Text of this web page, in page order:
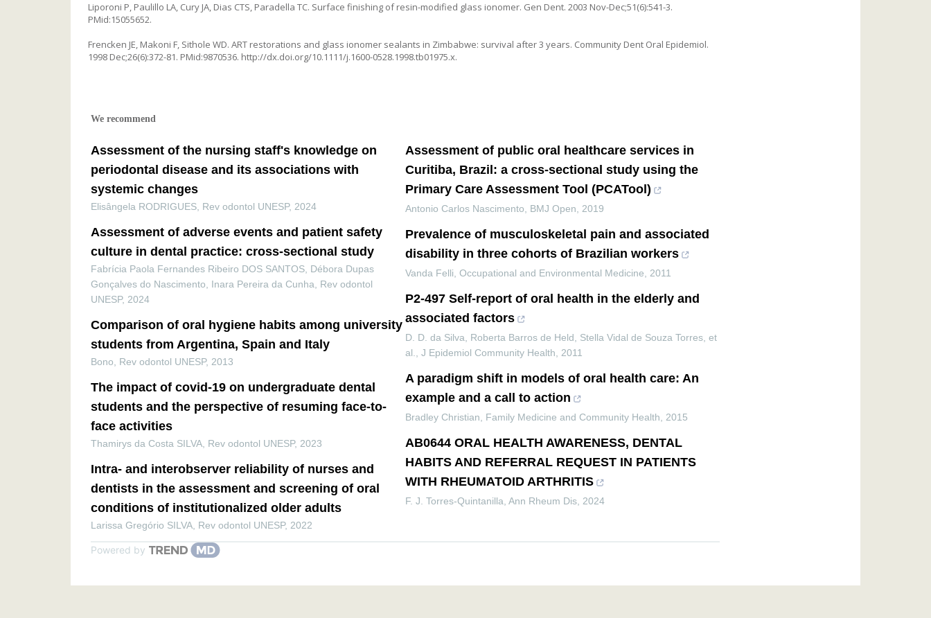
Liporoni P, Paulillo LA, Cury JA, Dias CTS, Paradella TC. Surface finishing of resin-modified glass ionomer. Gen Dent. 2003 Nov-Dec;51(6):541-3.
PMid:15055652.
Frencken JE, Makoni F, Sithole WD. ART restorations and glass ionomer sealants in Zimbabwe: survival after 3 years. Community Dent Oral Epidemiol.
1998 Dec;26(6):372-81. PMid:9870536. http://dx.doi.org/10.1111/j.1600-0528.1998.tb01975.x.
We recommend
Assessment of the nursing staff's knowledge on
periodontal disease and its associations with
systemic changes
Elisângela RODRIGUES Rev odontol UNESP, 2024
Assessment of adverse events and patient safety
culture in dental practice: cross-sectional study
Fabrícia Paola Fernandes Ribeiro DOS SANTOS, Débora Dupas
Gonçalves do Nascimento, Inara Pereira da Cunha
Rev odontol
UNESP, 2024
Comparison of oral hygiene habits among university
students from Argentina, Spain and Italy
Bono Rev odontol UNESP, 2013
The impact of covid-19 on undergraduate dental
students and the perspective of resuming face-to-
face activities
Thamirys da Costa SILVA Rev odontol UNESP, 2023
Intra- and interobserver reliability of nurses and
dentists in the assessment and screening of oral
conditions of institutionalized older adults
Larissa Gregório SILVA Rev odontol UNESP, 2022
Assessment of public oral healthcare services in
Curitiba, Brazil: a cross-sectional study using the
Primary Care Assessment Tool (PCATool)
Antonio Carlos Nascimento BMJ Open 2019
Prevalence of musculoskeletal pain and associated
disability in three cohorts of Brazilian workers
Vanda Felli Occupational and Environmental Medicine 2011
P2-497 Self-report of oral health in the elderly and
associated factors
D. D. da Silva, Roberta Barros de Held, Stella Vidal de Souza Torres, et
al.
J Epidemiol Community Health 2011
A paradigm shift in models of oral health care: An
example and a call to action
Bradley Christian Family Medicine and Community Health 2015
AB0644 ORAL HEALTH AWARENESS, DENTAL
HABITS AND REFERRAL REQUEST IN PATIENTS
WITH RHEUMATOID ARTHRITIS
F. J. Torres-Quintanilla Ann Rheum Dis, 2024
Powered by